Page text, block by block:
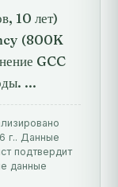
10 лет)
(800K
GCC
...
г.. Данные
подтвердит
данные